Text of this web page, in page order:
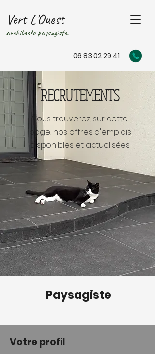
Vert L'Ouest
architecte paysagiste.
06 83 02 29 41
RECRUTEMENTS
Vous trouverez, sur cette
page, nos offres d'emplois
disponibles et actualisées
Paysagiste
Votre profil